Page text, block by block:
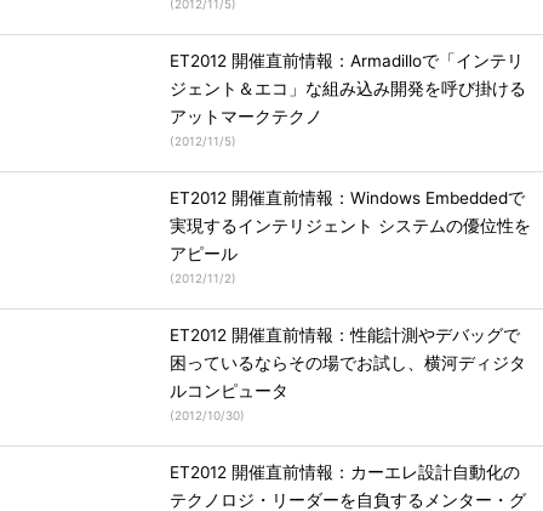
(2012/11/5)
ET2012 開催直前情報：Armadilloで「インテリ
ジェント＆エコ」な組み込み開発を呼び掛ける
アットマークテクノ
(2012/11/5)
ET2012 開催直前情報：Windows Embeddedで
実現するインテリジェント システムの優位性を
アピール
(2012/11/2)
ET2012 開催直前情報：性能計測やデバッグで
困っているならその場でお試し、横河ディジタ
ルコンピュータ
(2012/10/30)
ET2012 開催直前情報：カーエレ設計自動化の
テクノロジ・リーダーを自負するメンター・グ